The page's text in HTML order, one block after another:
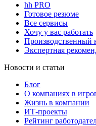
hh PRO
Готовое резюме
Все сервисы
Хочу у вас работать
Производственный
Экспертная
Новости и статьи
Блог
О компаниях в
Жизнь в компании
ИТ-проекты
Рейтинг